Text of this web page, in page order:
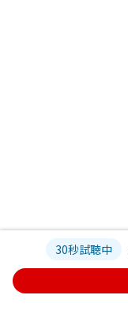
30秒試聴中